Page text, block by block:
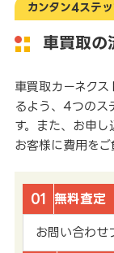
カンタン4ステッ
車買取の
車買取カーネク
るよう、4つのス
す。また、お申し
お客様に費用をご
01 無料査定
お問い合わせ